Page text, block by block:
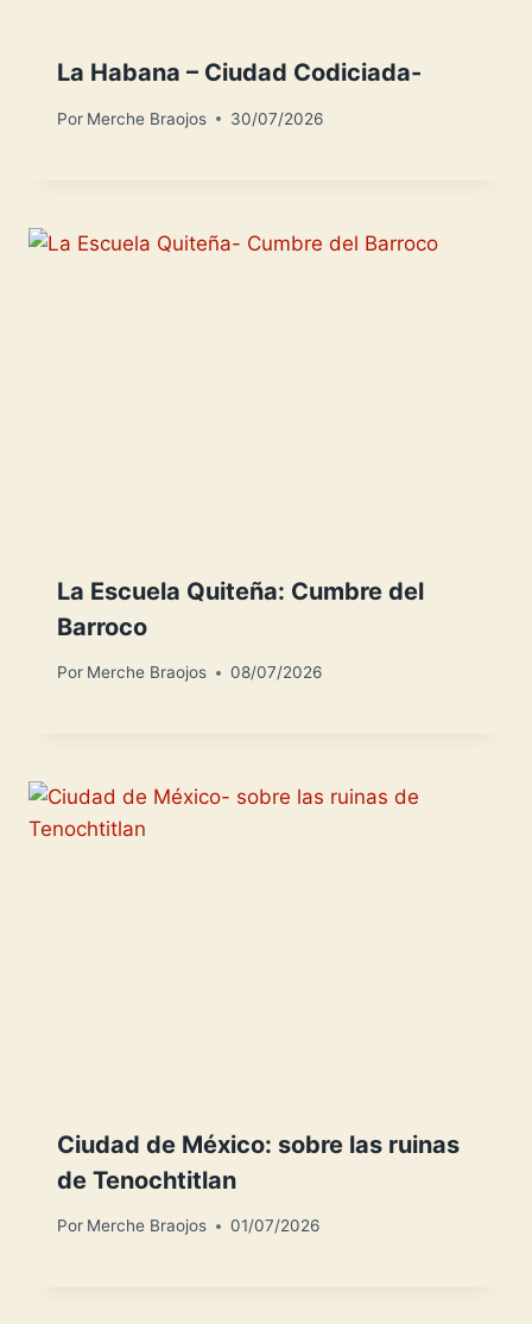
La Habana – Ciudad Codiciada-
Por Merche Braojos 30/07/2026
La Escuela Quiteña: Cumbre del
Barroco
Por Merche Braojos 08/07/2026
Ciudad de México: sobre las ruinas
de Tenochtitlan
Por Merche Braojos 01/07/2026